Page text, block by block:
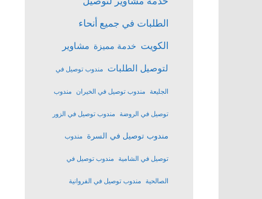
الطلبات في جميع أنحاء
الكويت خدمة مميزة مشاوير
لتوصيل الطلبات مندوب توصيل في
الجليعة مندوب توصيل في الخيران مندوب
توصيل في الروضة مندوب توصيل في الزور
مندوب توصيل في السرة مندوب
توصيل في الشامية مندوب توصيل في
الصالحية مندوب توصيل في الفروانية